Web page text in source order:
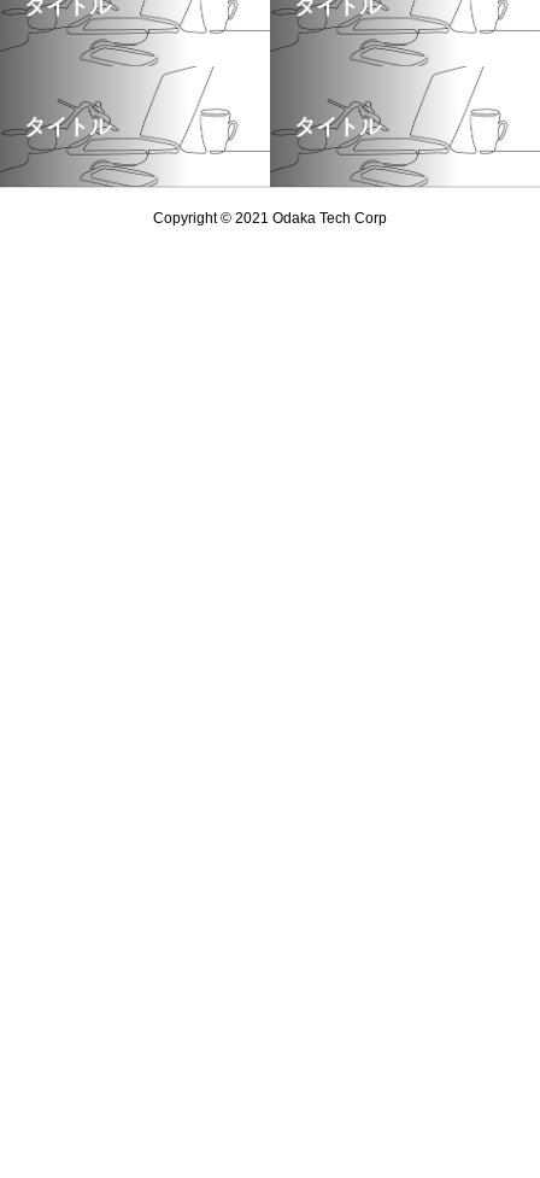
タイトル タイトル
タイトル タイトル
Copyright © 2021 Odaka Tech Corp